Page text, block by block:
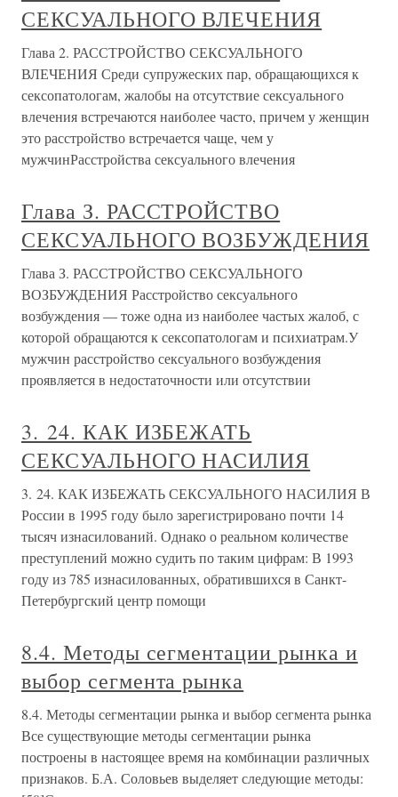
СЕКСУАЛЬНОГО ВЛЕЧЕНИЯ
Глава 2. РАССТРОЙСТВО СЕКСУАЛЬНОГО
ВЛЕЧЕНИЯ Среди супружеских пар, обращающихся к
сексопатологам, жалобы на отсутствие сексуального
влечения встречаются наиболее часто, причем у женщин
это расстройство встречается чаще, чем у
мужчинРасстройства сексуального влечения
Глава З. РАССТРОЙСТВО
СЕКСУАЛЬНОГО ВОЗБУЖДЕНИЯ
Глава З. РАССТРОЙСТВО СЕКСУАЛЬНОГО
ВОЗБУЖДЕНИЯ Расстройство сексуального
возбуждения — тоже одна из наиболее частых жалоб, с
которой обращаются к сексопатологам и психиатрам.У
мужчин расстройство сексуального возбуждения
проявляется в недостаточности или отсутствии
3. 24. КАК ИЗБЕЖАТЬ
СЕКСУАЛЬНОГО НАСИЛИЯ
3. 24. КАК ИЗБЕЖАТЬ СЕКСУАЛЬНОГО НАСИЛИЯ В
России в 1995 году было зарегистрировано почти 14
тысяч изнасилований. Однако о реальном количестве
преступлений можно судить по таким цифрам: В 1993
году из 785 изнасилованных, обратившихся в Санкт-
Петербургский центр помощи
8.4. Методы сегментации рынка и
выбор сегмента рынка
8.4. Методы сегментации рынка и выбор сегмента рынка
Все существующие методы сегментации рынка
построены в настоящее время на комбинации различных
признаков. Б.А. Соловьев выделяет следующие методы: